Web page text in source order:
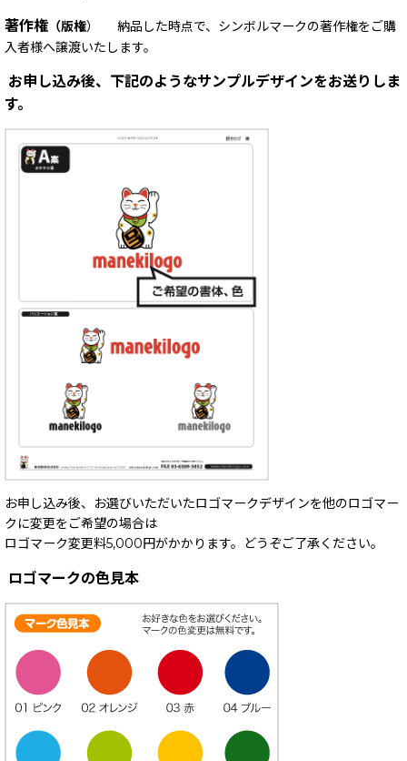
著作権 （版権） 納品した時点で、シンボルマークの著作権をご購
入者様へ譲渡いたします。
お申し込み後、下記のようなサンプルデザインをお送りしま
す。
お申し込み後、お選びいただいたロゴマークデザインを他のロゴマー
クに変更をご希望の場合は
ロゴマーク変更料5,000円がかかります。どうぞご了承ください。
ロゴマークの色見本